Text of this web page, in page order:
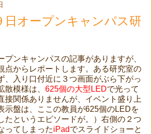
日オープンキャンパス研
プンキャンパスの記事がありますが、
点からレポートします。ある研究室の
、入り口付近に３つ画面がぶら下がっ
散模様は、 625個の大型LEDで光って
接関係ありませんが、イベント盛り上
示盤は、ここの教員が625個のLEDを
たというエピソードが。）右側の２つ
ってしまったiPadでスライドショーと